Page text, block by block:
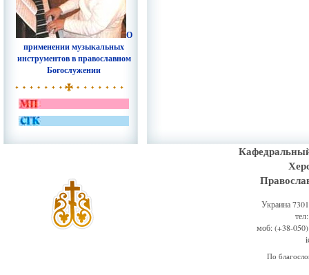
О
применении музыкальных
инструментов в православном
Богослужении
Украина
моб: (+38-
По